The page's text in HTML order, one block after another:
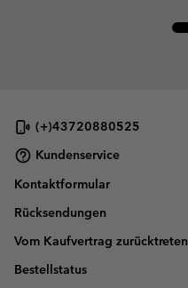
(+)43720880525
Kundenservice
Kontaktformular
Rücksendungen
Vom Kaufvertrag zurücktreten
Bestellstatus